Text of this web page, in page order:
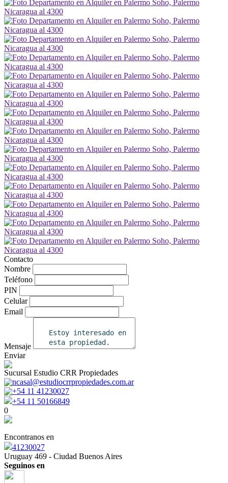
Contacto
Nombre
Teléfono
PIN
Celular
Email
Mensaje
Enviar
Sucursal Estudio CRR Propiedades
ncasal@estudiocrrpropiedades.com.ar
+54 11 41230027
+54 11 50166849
0
Encontranos en
41230027
Uruguay 469 - Ciudad Buenos Aires
Seguinos en